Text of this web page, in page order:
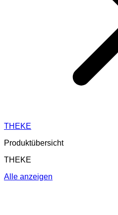
THEKE
Produktübersicht
THEKE
Alle anzeigen